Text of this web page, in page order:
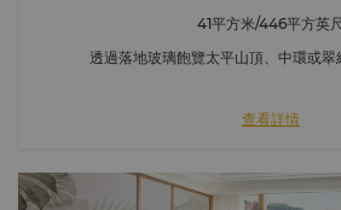
41平方米/446平方英尺
透過落地玻璃飽覽太平山頂、中環或
查看詳情